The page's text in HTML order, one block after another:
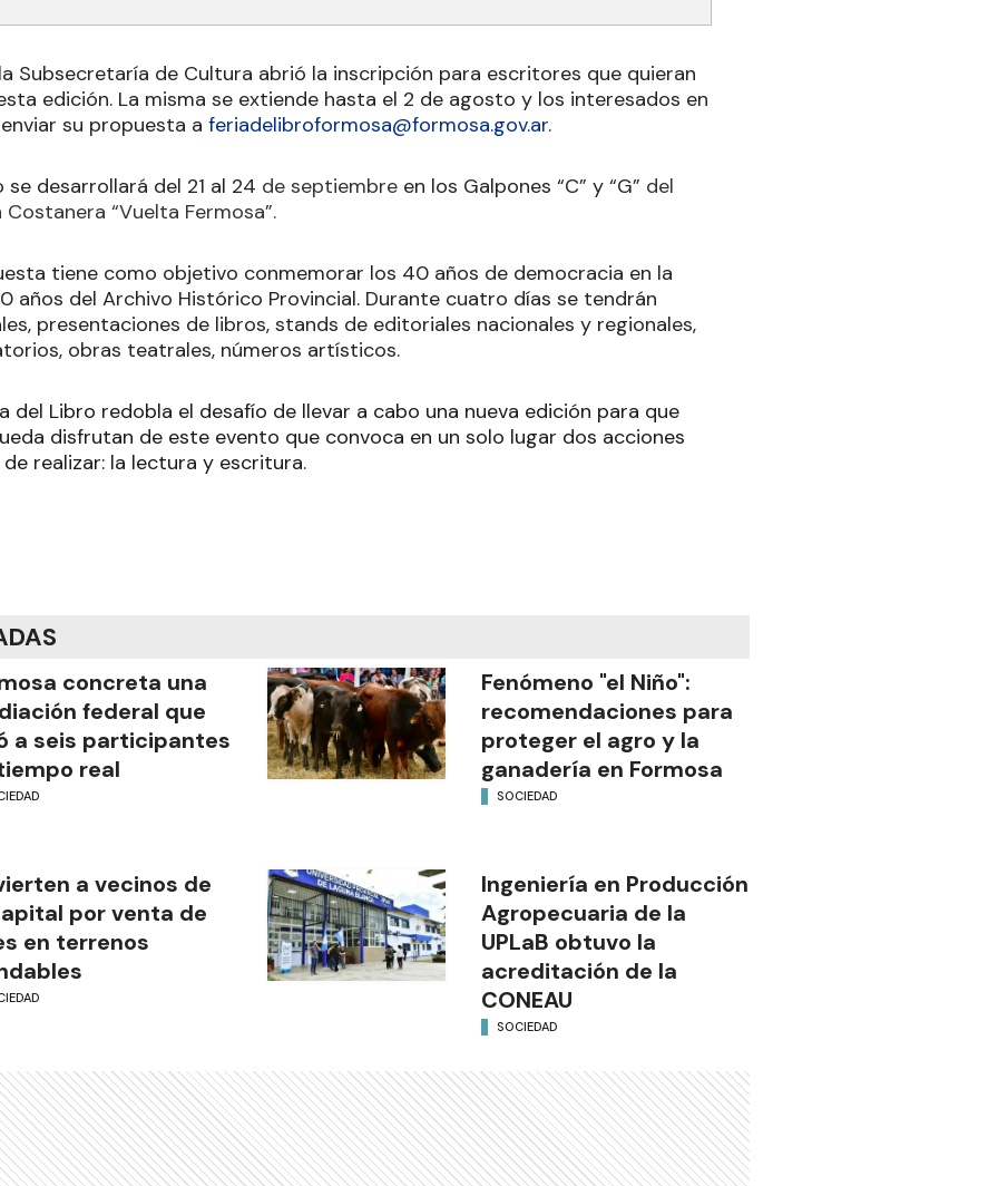
Subsecretaría de Cultura abrió la inscripción para escritores que quieran
edición. La misma se extiende hasta el 2 de agosto y los interesados en
su propuesta a feriadelibroformosa@formosa.gov.ar.
desarrollará del 21 al 24 de septiembre en los Galpones “C” y “G” del
“Vuelta Fermosa”.
tiene como objetivo conmemorar los 40 años de democracia en la
años del Archivo Histórico Provincial. Durante cuatro días se tendrán
presentaciones de libros, stands de editoriales nacionales y regionales,
obras teatrales, números artísticos.
del Libro redobla el desafío de llevar a cabo una nueva edición para que
disfrutan de este evento que convoca en un solo lugar dos acciones
realizar: la lectura y escritura.
concreta una
federal que
a seis participantes
real
Fenómeno "el Niño":
recomendaciones para
proteger el agro y la
ganadería en Formosa
SOCIEDAD
a vecinos de
por venta de
en terrenos
Ingeniería en Producción
Agropecuaria de la
UPLaB obtuvo la
acreditación de la
CONEAU
SOCIEDAD